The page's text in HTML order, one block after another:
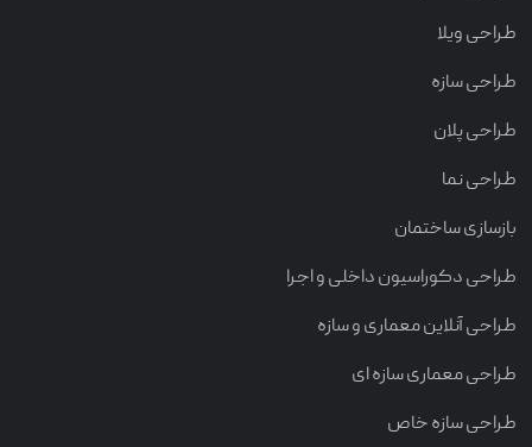
طراحی ویلا
طراحی سازه
طراحی پلان
طراحی نما
بازسازی ساختمان
طراحی دکوراسیون داخلی و اجرا
طراحی آنلاین معماری و سازه
طراحی معماری سازه ای
طراحی سازه خاص